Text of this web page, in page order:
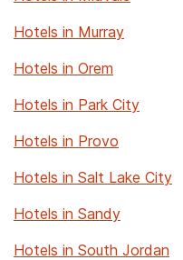
Hotels in Murray
Hotels in Orem
Hotels in Park City
Hotels in Provo
Hotels in Salt Lake City
Hotels in Sandy
Hotels in South Jordan